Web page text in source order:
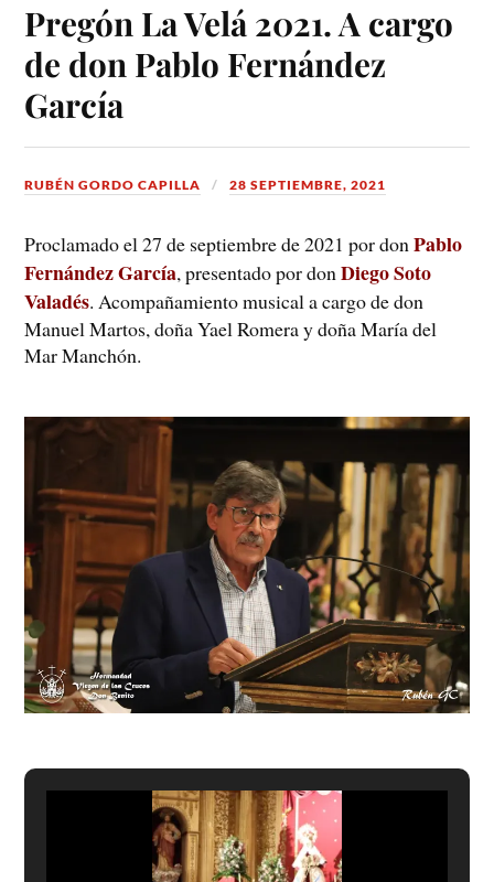
Pregón La Velá 2021. A cargo
de don Pablo Fernández
García
RUBÉN GORDO CAPILLA 28 SEPTIEMBRE, 2021
Proclamado el 27 de septiembre de 2021 por donPablo
Fernández García, presentado por donDiego Soto
Valadés. Acompañamiento musical a cargo de don
Manuel Martos, doña Yael Romera y doña María del
Mar Manchón.